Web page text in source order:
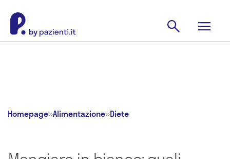
Homepage»Alimentazione»Diete